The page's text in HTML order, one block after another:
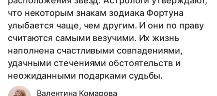
что некоторым знакам зодиака Фортуна
улыбается чаще, чем другим. И они по праву
считаются самыми везучими. Их жизнь
наполнена счастливыми совпадениями,
удачными стечениями обстоятельств и
неожиданными подарками судьбы.
Валентина Комарова